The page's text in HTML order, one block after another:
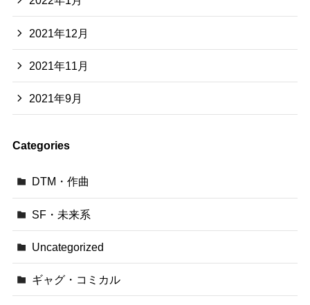
2021年12月
2021年11月
2021年9月
Categories
DTM・作曲
SF・未来系
Uncategorized
ギャグ・コミカル